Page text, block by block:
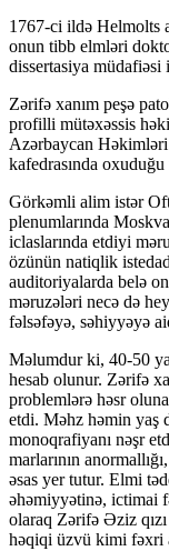
1767-ci ildə Helmolts
onun tibb elmləri
dissertasiya müdafiəsi
Zərifə xanım peşə
pro­fil­­­li mü­təxəssis
Azərbay­can
kafedrasında
Görkəmli alim istər
plenumlarında
iclaslarında etdiyi
özünün natiqlik
auditoriyalarda belə
məruzələri necə də
fəl­­sə­fə­yə, səhiyyəyə
Məlumdur ki, 40-50
hesab olu­nur. Zərifə
problemlərə həsr
etdi. Məhz həmin yaş
monoqrafiyanı nəşr
mar­larının
əsas yer tutur. Elmi
əhəmiyyətinə, ictimai
olaraq Zərifə Əziz
həqiqi üzvü kimi fəxri